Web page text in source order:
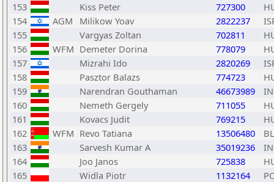
153
Kiss Peter 727300
154
AGM Milikow Yoav 2822237
155
Vargyas Zoltan 702811
156
WFM Demeter Dorina 778079
157
Mizrahi Ido 2820269
158
Pasztor Balazs 774723
159
Narendran Gouthaman 46673989
160
Nemeth Gergely 711055
161
Kovacs Judit 769215
162
WFM Revo Tatiana 13506480
163
Sarvesh Kumar A 35019236
164
Joo Janos 725838
165
Widla Piotr 1132164